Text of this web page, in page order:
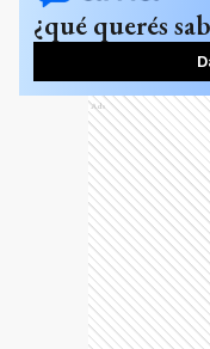
¿qué querés
Ads